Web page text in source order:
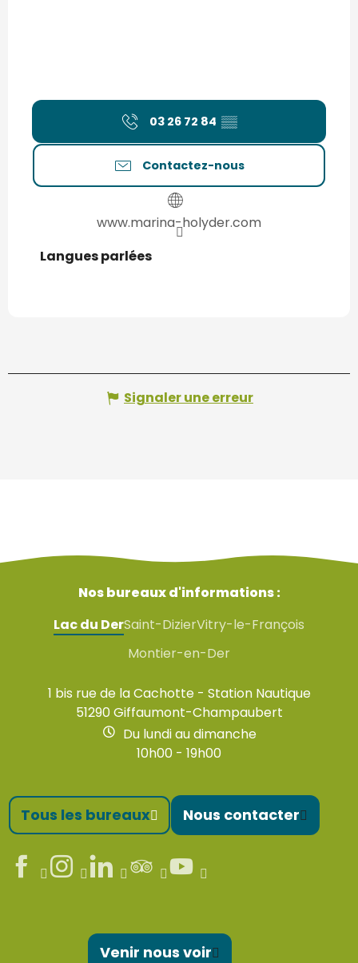
03 26 72 84 ▒▒
Contactez-nous
www.marina-holyder.com
Langues parlées
Langues parlées
Signaler une erreur
Nos bureaux d'informations :
Lac du DerSaint-DizierVitry-le-François
Montier-en-Der
1 bis rue de la Cachotte - Station Nautique
51290 Giffaumont-Champaubert
Du lundi au dimanche
10h00 - 19h00
Tous les bureaux Nous contacter
Venir nous voir